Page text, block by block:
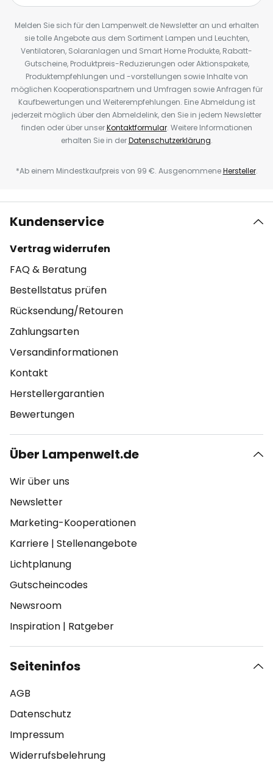
Melden Sie sich für den Lampenwelt.de Newsletter an und erhalten
sie tolle Angebote aus dem Sortiment Lampen und Leuchten,
Ventilatoren, Solaranlagen und Smart Home Produkte, Rabatt-
Gutscheine, Produktpreis-Reduzierungen oder Aktionspakete,
Produktempfehlungen und -vorstellungen sowie Inhalte von
möglichen Kooperationspartnern und Umfragen sowie Anfragen für
Kaufbewertungen und Weiterempfehlungen. Eine Abmeldung ist
jederzeit möglich über den Abmeldelink, den Sie in jedem Newsletter
finden oder über unserKontaktformular. Weitere Informationen
erhalten Sie in derDatenschutzerklärung.
*Ab einem Mindestkaufpreis von 99 €. AusgenommeneHersteller.
Kundenservice
Vertrag widerrufen
FAQ & Beratung
Bestellstatus prüfen
Rücksendung/Retouren
Zahlungsarten
Versandinformationen
Kontakt
Herstellergarantien
Bewertungen
Über Lampenwelt.de
Wir über uns
Newsletter
Marketing-Kooperationen
Karriere | Stellenangebote
Lichtplanung
Gutscheincodes
Newsroom
Inspiration | Ratgeber
Seiteninfos
AGB
Datenschutz
Impressum
Widerrufsbelehrung